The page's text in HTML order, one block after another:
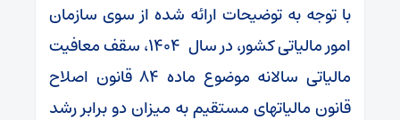
با توجه به توضیحات ارائه شده از سوی سازمان
امور مالیاتی کشور، در سال ۱۴۰۴، سقف معافیت
مالیاتی سالانه موضوع ماده ۸۴ قانون اصلاح
قانون مالیات‎های مستقیم به میزان دو برابر رشد